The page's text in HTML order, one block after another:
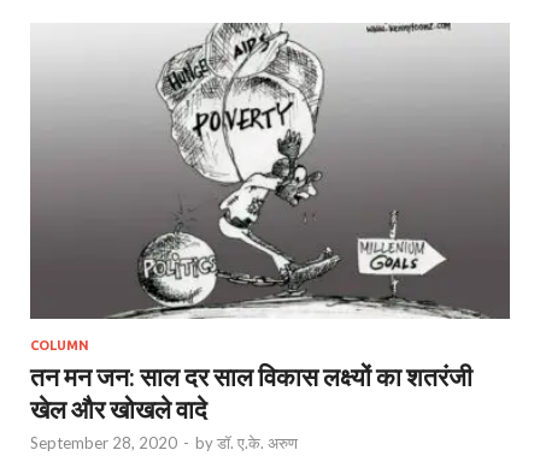
COLUMN
तन मन जन: साल दर साल विकास लक्ष्यों का शतरंजी
खेल और खोखले वादे
September 28, 2020 - byडॉ. ए.के. अरुण